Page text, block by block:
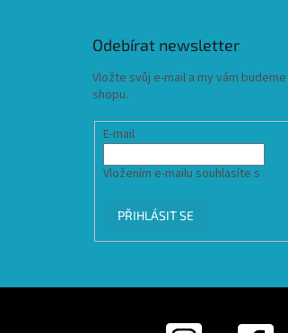
Odebírat newsletter
Vložte svůj e-mail a my vám
shopu.
E-mail
Vložením e-mailu souhlasíte s
PŘIHLÁSIT SE